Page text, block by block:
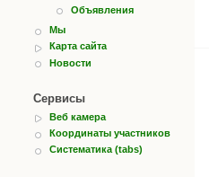
Объявления
Мы
Карта сайта
Новости
Сервисы
Веб камера
Координаты участников
Систематика (tabs)